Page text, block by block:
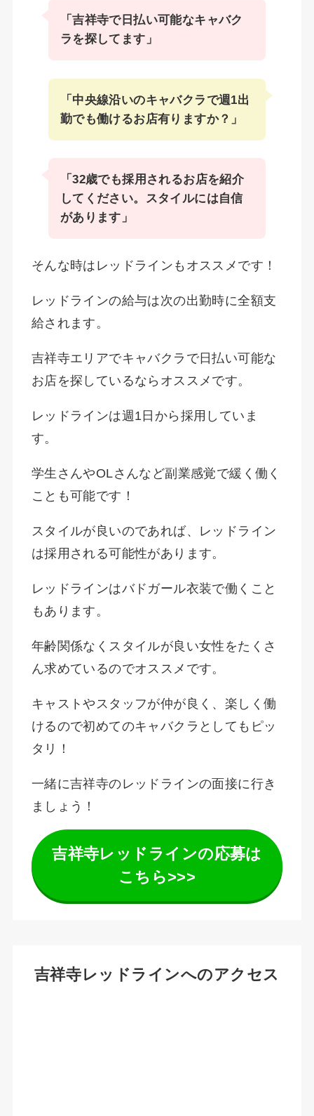
「吉祥寺で日払い可能なキャバク
ラを探してます」
「中央線沿いのキャバクラで週1出
勤でも働けるお店有りますか？」
「32歳でも採用されるお店を紹介
してください。スタイルには自信
があります」
そんな時はレッドラインもオススメです！
レッドラインの給与は次の出勤時に全額支
給されます。
吉祥寺エリアでキャバクラで日払い可能な
お店を探しているならオススメです。
レッドラインは週1日から採用していま
す。
学生さんやOLさんなど副業感覚で緩く働く
ことも可能です！
スタイルが良いのであれば、レッドライン
は採用される可能性があります。
レッドラインはバドガール衣装で働くこと
もあります。
年齢関係なくスタイルが良い女性をたくさ
ん求めているのでオススメです。
キャストやスタッフが仲が良く、楽しく働
けるので初めてのキャバクラとしてもピッ
タリ！
一緒に吉祥寺のレッドラインの面接に行き
ましょう！
吉祥寺レッドラインの応募は
こちら>>>
吉祥寺レッドラインへのアクセス